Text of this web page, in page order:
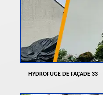
HYDROFUGE DE FAÇADE 33